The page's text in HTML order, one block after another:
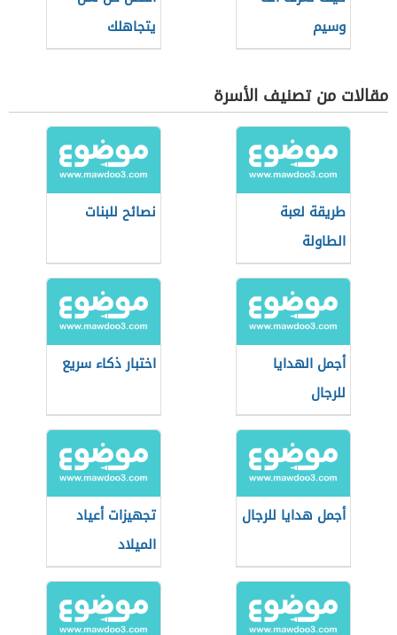
وسيم
يتجاهلك
مقالات من تصنيف الأسرة
طريقة لعبة
الطاولة
نصائح للبنات
أجمل الهدايا
للرجال
اختبار ذكاء سريع
أجمل هدايا للرجال
تجهيزات أعياد
الميلاد